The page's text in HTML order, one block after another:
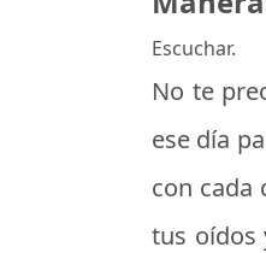
Escuchar.
No te
ese día
con cada
tus oídos